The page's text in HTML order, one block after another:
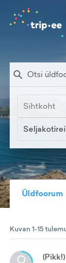
Sihtkoht
Üldfoorum
Kuvan 1-15